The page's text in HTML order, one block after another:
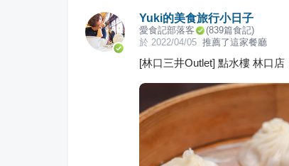
Yuki的美食旅行小日子
愛食記部落客 (839篇食記)
於 2022/04/05 推薦了這家餐廳
[林口三井Outlet] 點水樓 林口